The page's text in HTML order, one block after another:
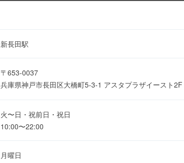
新長田駅
〒653-0037
兵庫県神戸市長田区大橋町5-3-1 アスタプラザイースト2F
火〜日・祝前日・祝日
10:00〜22:00
月曜日